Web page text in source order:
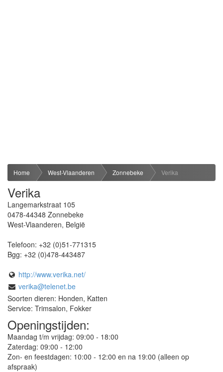
Home West-Vlaanderen Zonnebeke Verika
Verika
Langemarkstraat 105
0478-44348 Zonnebeke
West-Vlaanderen, België
Telefoon: +32 (0)51-771315
Bgg: +32 (0)478-443487
http://www.verika.net/
verika@telenet.be
Soorten dieren: Honden, Katten
Service: Trimsalon, Fokker
Openingstijden:
Maandag t/m vrijdag: 09:00 - 18:00
Zaterdag: 09:00 - 12:00
Zon- en feestdagen: 10:00 - 12:00 en na 19:00 (alleen op
afspraak)